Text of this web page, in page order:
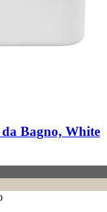
Bagno, White